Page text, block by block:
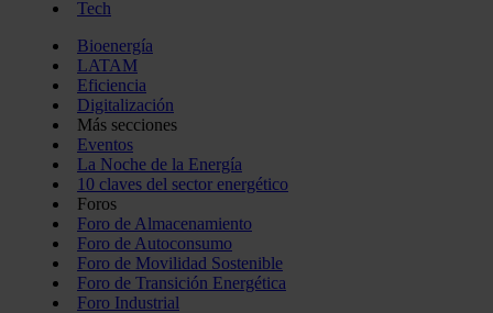
Tech
Bioenergía
LATAM
Eficiencia
Digitalización
Más secciones
Eventos
La Noche de la Energía
10 claves del sector energético
Foros
Foro de Almacenamiento
Foro de Autoconsumo
Foro de Movilidad Sostenible
Foro de Transición Energética
Foro Industrial